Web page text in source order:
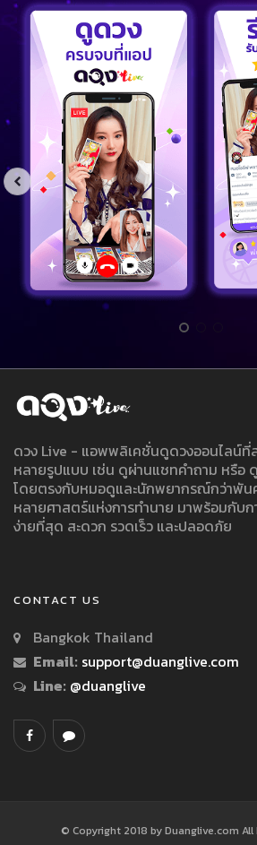
ดวง Live - แอพพลิเคชั่นดูดวงออนไลน์ที่
หลายรูปแบบ เช่น ดูผ่านแชทคำถาม หรือ
โดยตรงกับหมอดูและนักพยากรณ์กว่าพัน
หลายศาสตร์แห่งการทำนาย มาพร้อมกับก
ง่ายที่สุด สะดวก รวดเร็ว และปลอดภัย
CONTACT US
Bangkok Thailand
Email: support@duanglive.com
Line: @duanglive
© Copyright 2018 by Duanglive.com All